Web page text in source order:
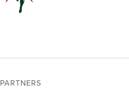
PARTNERS